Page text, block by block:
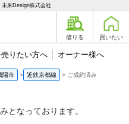
来Design株式会社
借りる 買いたい
りたい方へ オーナー様へ
陽市 近鉄京都線 ご成約済み
となっております。